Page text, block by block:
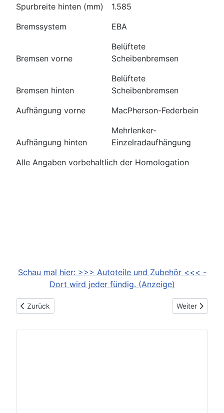
Spurbreite hinten (mm)
1.585
Bremssystem
EBA
Bremsen vorne
Belüftete
Scheibenbremsen
Bremsen hinten
Belüftete
Scheibenbremsen
Aufhängung vorne
MacPherson-Federbein
Aufhängung hinten
Mehrlenker-
Einzelradaufhängung
Alle Angaben vorbehaltlich der Homologation
Schau mal hier: >>> Autoteile und Zubehör <<< -
Dort wird jeder fündig. (Anzeige)
Vorheriger Beitrag: 2024-09-11: Der neue Opel Grandland:
Zurück Nächster
Weiter